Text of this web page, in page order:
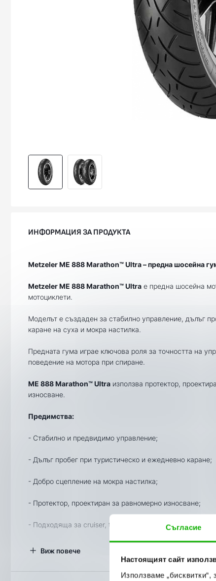
Съгласие
Настоящият сайт
Използваме
ИНФОРМАЦИЯ ЗА ПРОДУКТА
Metzeler ME 888 Marathon™ Ultra – предна шосейна
Metzeler ME 888 Marathon™ Ultra е предна шосейна
мотоциклети.
Моделът е създаден за стабилно управление, дълъг
каране на суха и мокра настилка.
Предната гума играе ключова роля за точността на
поведение на мотора при спиране.
ME 888 Marathon™ Ultra използва протектор,
износване.
Предимства:
- Стабилно и предвидимо управление;
- Дълъг пробег при туристическо и ежедневно каране;
- Добро сцепление на мокра настилка;
- Протектор, проектиран за равномерно износване;
- Подходяща за cruiser, touring и custom мотоциклети;
Преди поръчка проверете точния размер, товарния
Виж повече